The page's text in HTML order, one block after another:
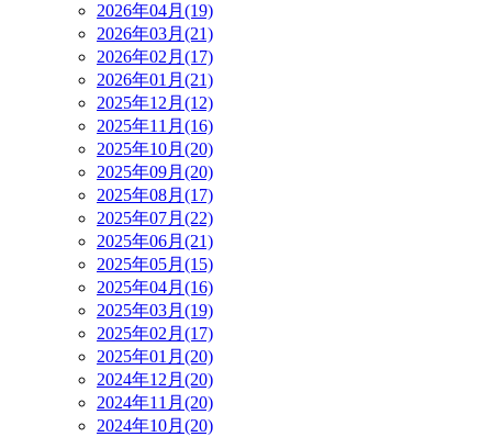
2026年04月(19)
2026年03月(21)
2026年02月(17)
2026年01月(21)
2025年12月(12)
2025年11月(16)
2025年10月(20)
2025年09月(20)
2025年08月(17)
2025年07月(22)
2025年06月(21)
2025年05月(15)
2025年04月(16)
2025年03月(19)
2025年02月(17)
2025年01月(20)
2024年12月(20)
2024年11月(20)
2024年10月(20)